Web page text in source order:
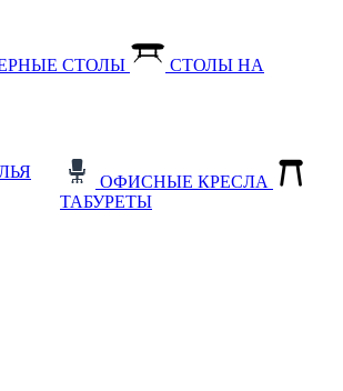
СТОЛЫ
СТОЛЫ НА
ОФИСНЫЕ КРЕСЛА
ТАБУРЕТЫ